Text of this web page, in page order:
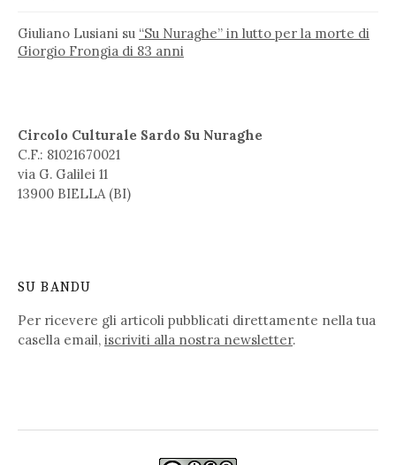
Giuliano Lusiani su “Su Nuraghe” in lutto per la morte di
Giorgio Frongia di 83 anni
Circolo Culturale Sardo Su Nuraghe
C.F.: 81021670021
via G. Galilei 11
13900 BIELLA (BI)
SU BANDU
Per ricevere gli articoli pubblicati direttamente nella tua
casella email, iscriviti alla nostra newsletter.